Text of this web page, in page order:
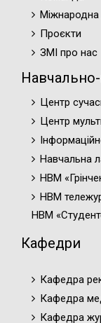
Міжнародна
Проєкти
ЗМІ про нас
Навчально-
Центр
Центр
Навчальна
НВМ
НВМ
НВМ
Кафедри
Кафедра
Кафедра
Кафедра